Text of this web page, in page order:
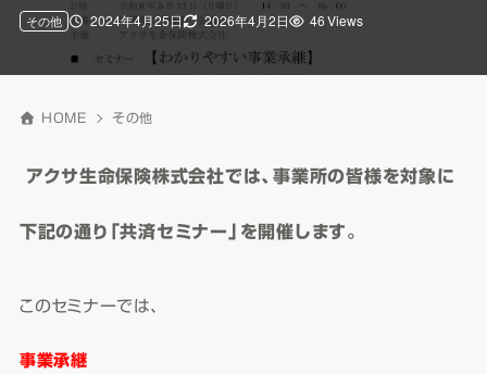
2024年4月25日 2026年4月2日
その他 46 Views
HOME その他
アクサ生命保険株式会社では、事業所の皆様を対象に
下記の通り「共済セミナー」を開催します。
このセミナーでは、
事業承継